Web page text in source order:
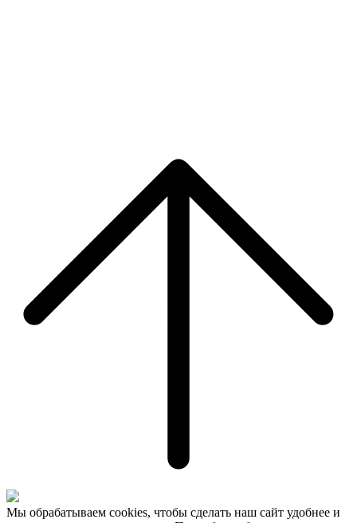
Мы обрабатываем cookies, чтобы сделать наш сайт удобнее и